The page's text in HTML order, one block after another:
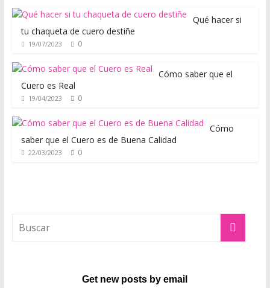
e
s
d
e
Qué hacer si
tu chaqueta de cuero destiñe
19/07/2023 0
Cómo saber que el
Cuero es Real
19/04/2023 0
Cómo
saber que el Cuero es de Buena Calidad
22/03/2023 0
Get new posts by email